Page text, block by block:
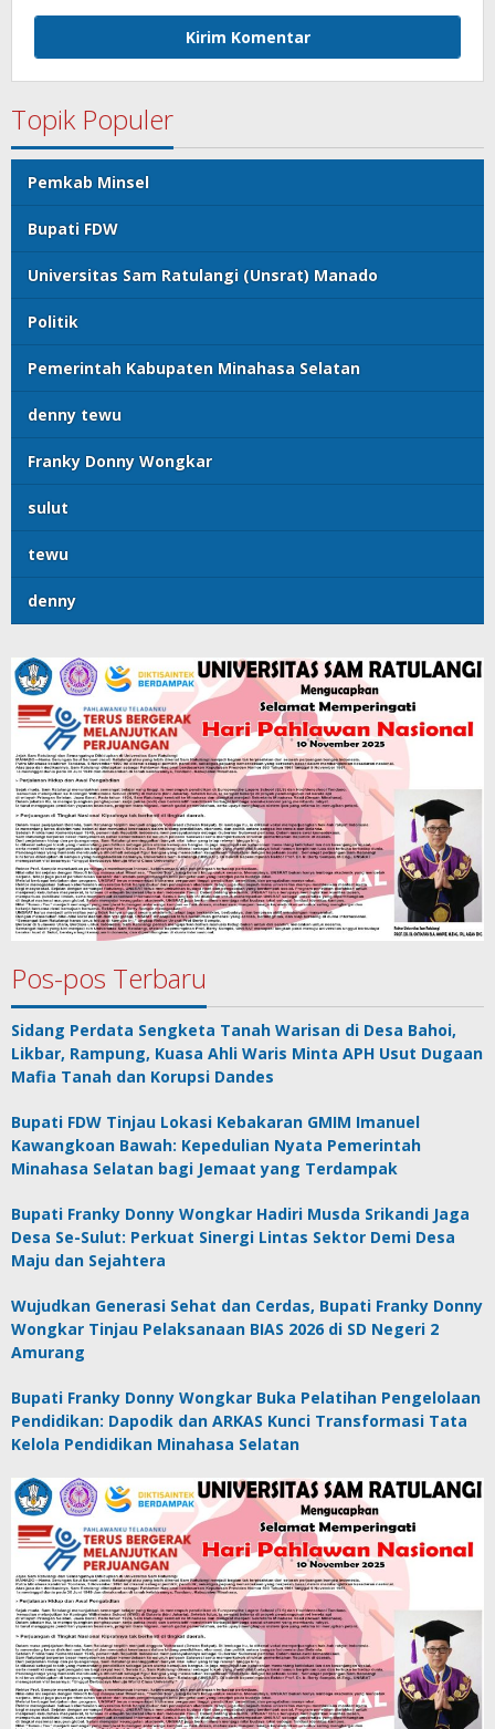
Topik Populer
Pemkab Minsel
Bupati FDW
Universitas Sam Ratulangi (Unsrat) Manado
Politik
Pemerintah Kabupaten Minahasa Selatan
denny tewu
Franky Donny Wongkar
sulut
tewu
denny
Pos-pos Terbaru
Sidang Perdata Sengketa Tanah Warisan di Desa Bahoi,
Likbar, Rampung, Kuasa Ahli Waris Minta APH Usut Dugaan
Mafia Tanah dan Korupsi Dandes
Bupati FDW Tinjau Lokasi Kebakaran GMIM Imanuel
Kawangkoan Bawah: Kepedulian Nyata Pemerintah
Minahasa Selatan bagi Jemaat yang Terdampak
Bupati Franky Donny Wongkar Hadiri Musda Srikandi Jaga
Desa Se-Sulut: Perkuat Sinergi Lintas Sektor Demi Desa
Maju dan Sejahtera
Wujudkan Generasi Sehat dan Cerdas, Bupati Franky Donny
Wongkar Tinjau Pelaksanaan BIAS 2026 di SD Negeri 2
Amurang
Bupati Franky Donny Wongkar Buka Pelatihan Pengelolaan
Pendidikan: Dapodik dan ARKAS Kunci Transformasi Tata
Kelola Pendidikan Minahasa Selatan